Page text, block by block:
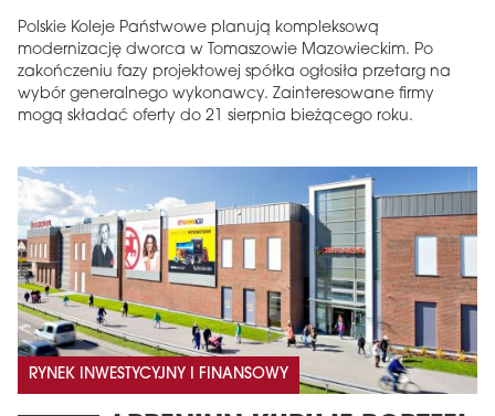
Polskie Koleje Państwowe planują kompleksową
modernizację dworca w Tomaszowie Mazowieckim. Po
zakończeniu fazy projektowej spółka ogłosiła przetarg na
wybór generalnego wykonawcy. Zainteresowane firmy
mogą składać oferty do 21 sierpnia bieżącego roku.
RYNEK INWESTYCYJNY I FINANSOWY